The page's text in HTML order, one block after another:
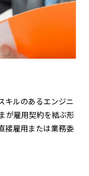
キルのあるエンジニ
が雇用契約を結ぶ形
接雇用または業務委